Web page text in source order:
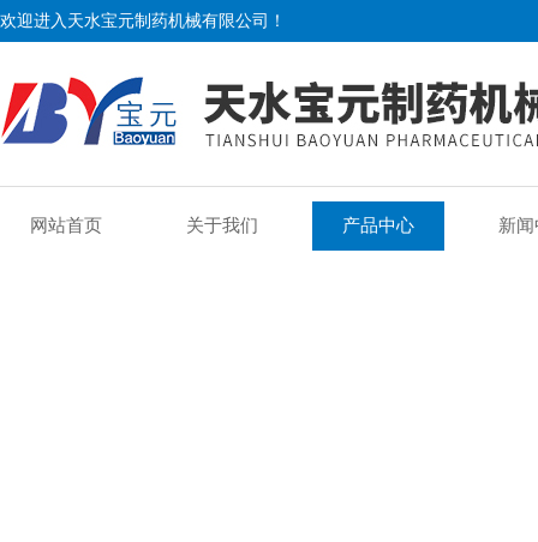
欢迎进入天水宝元制药机械有限公司！
网站首页 关于我们 产品中心 新